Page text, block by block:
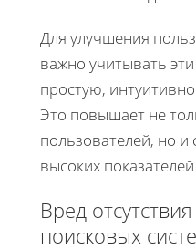
Для улучшения
важно учитывать
простую,
Это повышает не
пользователей, но и
высоких
Вред
поисковых